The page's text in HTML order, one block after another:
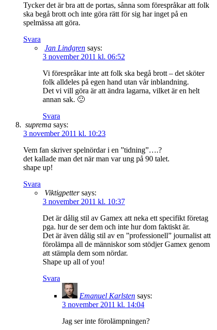
Tycker det är bra att de portas, sånna som förespråkar att folk
ska begå brott och inte göra rätt för sig har inget på en
spelmässa att göra.
Svara
Jan Lindgren says:
3 november 2011 kl. 06:52
Vi förespråkar inte att folk ska begå brott – det sköter
folk alldeles på egen hand utan vår inblandning.
Det vi vill göra är att ändra lagarna, vilket är en helt
annan sak. 🙂
Svara
suprema says:
3 november 2011 kl. 10:23
Vem fan skriver spelnördar i en ”tidning”….?
det kallade man det när man var ung på 90 talet.
shape up!
Svara
Viktigpetter says:
3 november 2011 kl. 10:37
Det är dålig stil av Gamex att neka ett specifikt företag
pga. hur de ser dem och inte hur dom faktiskt är.
Det är även dålig stil av en ”professionell” journalist att
förolämpa all de människor som stödjer Gamex genom
att stämpla dem som nördar.
Shape up all of you!
Svara
Emanuel Karlsten says:
3 november 2011 kl. 14:04
Jag ser inte förolämpningen?